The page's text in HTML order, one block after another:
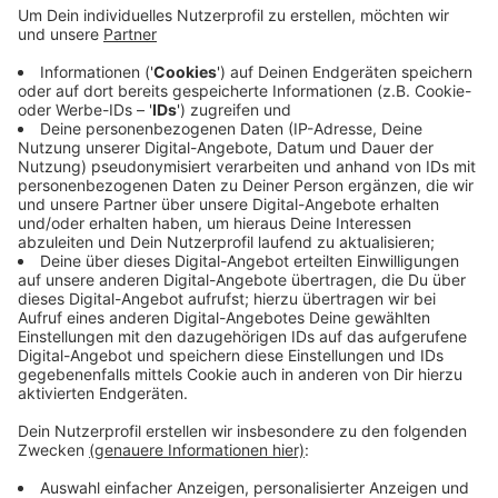
Das ist heute das Ergebnis der Brandexperten der
Polizei. Sie haben weder Hinweise darauf gefunden,
dass jemand das Feuer absichtlich gelegt hat, noch
habe es einen technischen Defekt gegeben. Sieben
Menschen waren ins Krankenhaus gekommen,
nachdem sie zu viel Rauch eingeatmet hatten. 70
Feuerwehrleute aus allen drei Ortsteilen waren
ausgerückt, um den Brand zu löschen.
Anzeige